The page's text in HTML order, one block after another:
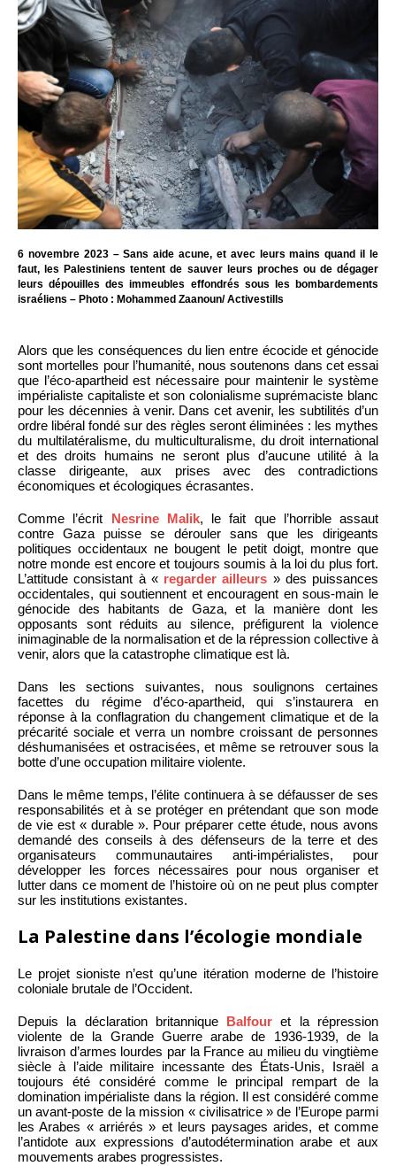
6 novembre 2023 – Sans aide acune, et avec leurs mains quand il le
faut, les Palestiniens tentent de sauver leurs proches ou de dégager
leurs dépouilles des immeubles effondrés sous les bombardements
israéliens – Photo : Mohammed Zaanoun/ Activestills
Alors que les conséquences du lien entre écocide et génocide
sont mortelles pour l’humanité, nous soutenons dans cet essai
que l’éco-apartheid est nécessaire pour maintenir le système
impérialiste capitaliste et son colonialisme suprémaciste blanc
pour les décennies à venir. Dans cet avenir, les subtilités d’un
ordre libéral fondé sur des règles seront éliminées : les mythes
du multilatéralisme, du multiculturalisme, du droit international
et des droits humains ne seront plus d’aucune utilité à la
classe dirigeante, aux prises avec des contradictions
économiques et écologiques écrasantes.
Comme l’écrit Nesrine Malik, le fait que l’horrible assaut
contre Gaza puisse se dérouler sans que les dirigeants
politiques occidentaux ne bougent le petit doigt, montre que
notre monde est encore et toujours soumis à la loi du plus fort.
L’attitude consistant à « regarder ailleurs » des puissances
occidentales, qui soutiennent et encouragent en sous-main le
génocide des habitants de Gaza, et la manière dont les
opposants sont réduits au silence, préfigurent la violence
inimaginable de la normalisation et de la répression collective à
venir, alors que la catastrophe climatique est là.
Dans les sections suivantes, nous soulignons certaines
facettes du régime d’éco-apartheid, qui s’instaurera en
réponse à la conflagration du changement climatique et de la
précarité sociale et verra un nombre croissant de personnes
déshumanisées et ostracisées, et même se retrouver sous la
botte d’une occupation militaire violente.
Dans le même temps, l’élite continuera à se défausser de ses
responsabilités et à se protéger en prétendant que son mode
de vie est « durable ». Pour préparer cette étude, nous avons
demandé des conseils à des défenseurs de la terre et des
organisateurs communautaires anti-impérialistes, pour
développer les forces nécessaires pour nous organiser et
lutter dans ce moment de l’histoire où on ne peut plus compter
sur les institutions existantes.
La Palestine dans l’écologie mondiale
Le projet sioniste n’est qu’une itération moderne de l’histoire
coloniale brutale de l’Occident.
Depuis la déclaration britannique Balfour et la répression
violente de la Grande Guerre arabe de 1936-1939, de la
livraison d’armes lourdes par la France au milieu du vingtième
siècle à l’aide militaire incessante des États-Unis, Israël a
toujours été considéré comme le principal rempart de la
domination impérialiste dans la région. Il est considéré comme
un avant-poste de la mission « civilisatrice » de l’Europe parmi
les Arabes « arriérés » et leurs paysages arides, et comme
l’antidote aux expressions d’autodétermination arabe et aux
mouvements arabes progressistes.